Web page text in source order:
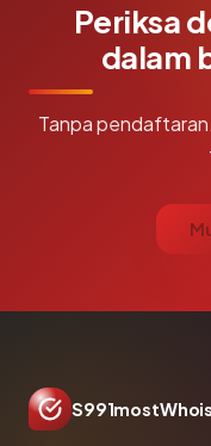
Periksa
dalam
Tanpa
S991mostWhois